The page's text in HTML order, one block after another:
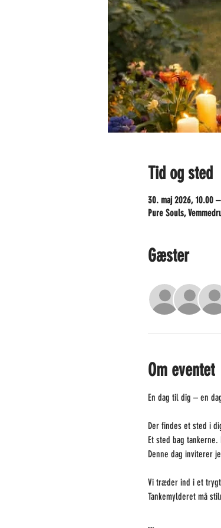
Tid og sted
30. maj 2026, 10.00
Pure Souls,
Gæster
Om eventet
En dag til dig – en
Der findes et sted i
Et sted bag
Denne dag inviterer
Vi træder ind i et
Tankemylderet må